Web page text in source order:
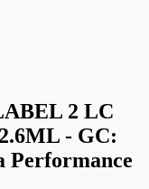
2 LC
- GC:
Performance